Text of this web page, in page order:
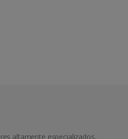
altamente especializados,